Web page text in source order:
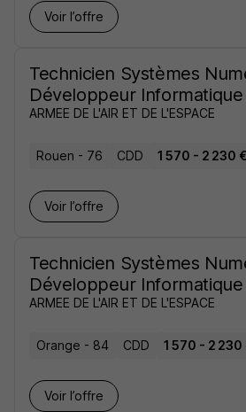
Voir l’offre
Technicien Systèmes
Développeur Informatique
ARMEE DE L'AIR ET DE L'ESPACE
Rouen - 76 CDD 1 570 - 2 230
Voir l’offre
Technicien Systèmes
Développeur Informatique
ARMEE DE L'AIR ET DE L'ESPACE
Orange - 84 CDD 1 570 - 2 230
Voir l’offre